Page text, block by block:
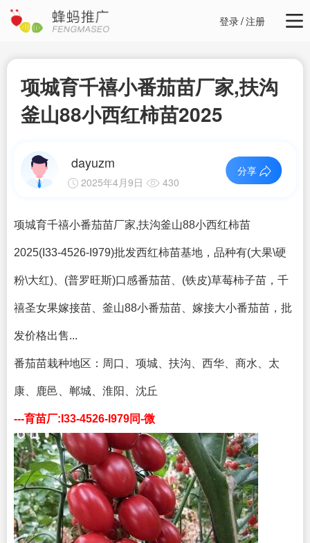
登录/注册
项城育千禧小番茄苗厂家,扶沟
釜山88小西红柿苗2025
dayuzm
2025年4月9日 430
分享
项城育千禧小番茄苗厂家,扶沟釜山88小西红柿苗
2025(I33-4526-I979)批发西红柿苗基地，品种有(大果\硬
粉\大红)、(普罗旺斯)口感番茄苗、(铁皮)草莓柿子苗，千
禧圣女果嫁接苗、釜山88小番茄苗、嫁接大小番茄苗，批
发价格出售...
番茄苗栽种地区： 周口、项城、扶沟、西华、商水、太
康、鹿邑、郸城、淮阳、沈丘
---育苗厂:I33-4526-I979同-微